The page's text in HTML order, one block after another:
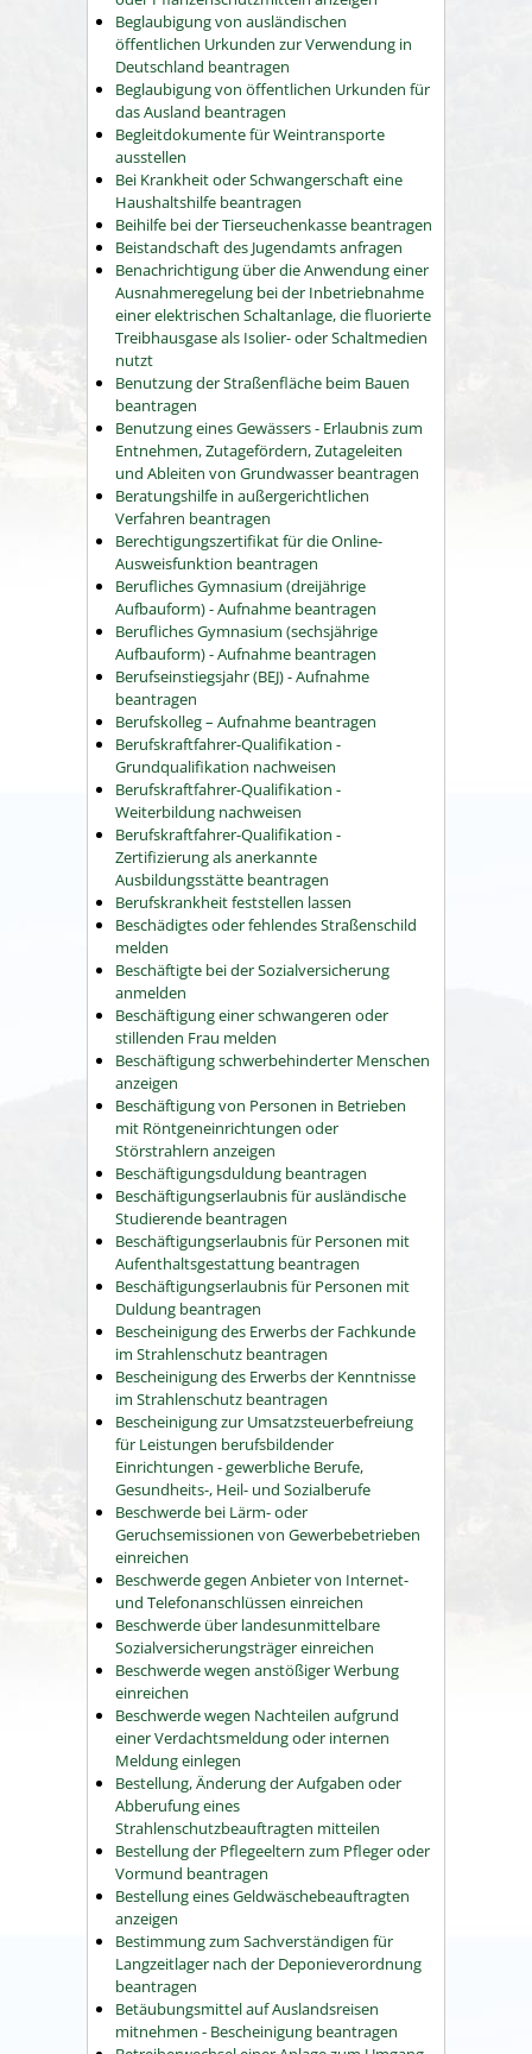
Beglaubigung von ausländischen
öffentlichen Urkunden zur Verwendung in
Deutschland beantragen
Beglaubigung von öffentlichen Urkunden für
das Ausland beantragen
Begleitdokumente für Weintransporte
ausstellen
Bei Krankheit oder Schwangerschaft eine
Haushaltshilfe beantragen
Beihilfe bei der Tierseuchenkasse beantragen
Beistandschaft des Jugendamts anfragen
Benachrichtigung über die Anwendung einer
Ausnahmeregelung bei der Inbetriebnahme
einer elektrischen Schaltanlage, die fluorierte
Treibhausgase als Isolier- oder Schaltmedien
nutzt
Benutzung der Straßenfläche beim Bauen
beantragen
Benutzung eines Gewässers - Erlaubnis zum
Entnehmen, Zutagefördern, Zutageleiten
und Ableiten von Grundwasser beantragen
Beratungshilfe in außergerichtlichen
Verfahren beantragen
Berechtigungszertifikat für die Online-
Ausweisfunktion beantragen
Berufliches Gymnasium (dreijährige
Aufbauform) - Aufnahme beantragen
Berufliches Gymnasium (sechsjährige
Aufbauform) - Aufnahme beantragen
Berufseinstiegsjahr (BEJ) - Aufnahme
beantragen
Berufskolleg – Aufnahme beantragen
Berufskraftfahrer-Qualifikation -
Grundqualifikation nachweisen
Berufskraftfahrer-Qualifikation -
Weiterbildung nachweisen
Berufskraftfahrer-Qualifikation -
Zertifizierung als anerkannte
Ausbildungsstätte beantragen
Berufskrankheit feststellen lassen
Beschädigtes oder fehlendes Straßenschild
melden
Beschäftigte bei der Sozialversicherung
anmelden
Beschäftigung einer schwangeren oder
stillenden Frau melden
Beschäftigung schwerbehinderter Menschen
anzeigen
Beschäftigung von Personen in Betrieben
mit Röntgeneinrichtungen oder
Störstrahlern anzeigen
Beschäftigungsduldung beantragen
Beschäftigungserlaubnis für ausländische
Studierende beantragen
Beschäftigungserlaubnis für Personen mit
Aufenthaltsgestattung beantragen
Beschäftigungserlaubnis für Personen mit
Duldung beantragen
Bescheinigung des Erwerbs der Fachkunde
im Strahlenschutz beantragen
Bescheinigung des Erwerbs der Kenntnisse
im Strahlenschutz beantragen
Bescheinigung zur Umsatzsteuerbefreiung
für Leistungen berufsbildender
Einrichtungen - gewerbliche Berufe,
Gesundheits-, Heil- und Sozialberufe
Beschwerde bei Lärm- oder
Geruchsemissionen von Gewerbebetrieben
einreichen
Beschwerde gegen Anbieter von Internet-
und Telefonanschlüssen einreichen
Beschwerde über landesunmittelbare
Sozialversicherungsträger einreichen
Beschwerde wegen anstößiger Werbung
einreichen
Beschwerde wegen Nachteilen aufgrund
einer Verdachtsmeldung oder internen
Meldung einlegen
Bestellung, Änderung der Aufgaben oder
Abberufung eines
Strahlenschutzbeauftragten mitteilen
Bestellung der Pflegeeltern zum Pfleger oder
Vormund beantragen
Bestellung eines Geldwäschebeauftragten
anzeigen
Bestimmung zum Sachverständigen für
Langzeitlager nach der Deponieverordnung
beantragen
Betäubungsmittel auf Auslandsreisen
mitnehmen - Bescheinigung beantragen